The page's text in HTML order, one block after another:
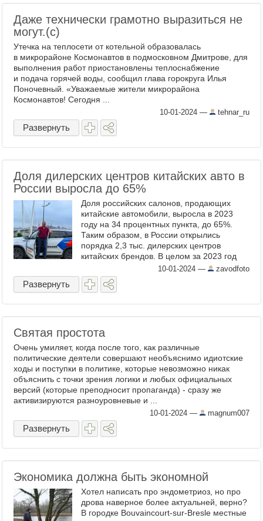
Даже технически грамотно выразиться не
могут.(с)
Утечка на теплосети от котельной образовалась
в микрорайоне Космонавтов в подмосковном Дмитрове, для
выполнения работ приостановлены теплоснабжение
и подача горячей воды, сообщил глава горокруга Илья
Поночевный. «Уважаемые жители микрорайона
Космонавтов! Сегодня ...
10-01-2024 — tehnar_ru
Развернуть
Доля дилерских центров китайских авто в
России выросла до 65%
Доля российских салонов, продающих
китайские автомобили, выросла в 2023
году на 34 процентных пункта, до 65%.
Таким образом, в России открылись
порядка 2,3 тыс. дилерских центров
китайских брендов. В целом за 2023 год
доля китайских салонов в российской
дилерской сети увеличилась с ...
10-01-2024 — zavodfoto
Развернуть
Святая простота
Очень умиляет, когда после того, как различные
политические деятели совершают необъяснимо идиотские
ходы и поступки в политике, которые невозможно никак
объяснить с точки зрения логики и любых официальных
версий (которые преподносит пропаганда) - сразу же
активизируются разноуровневые и ...
10-01-2024 — magnum007
Развернуть
Экономика должна быть экономной
Хотел написать про эндометриоз, но про
дрова наверное более актуальней, верно?
В городке Bouvaincourt-sur-Bresle местные